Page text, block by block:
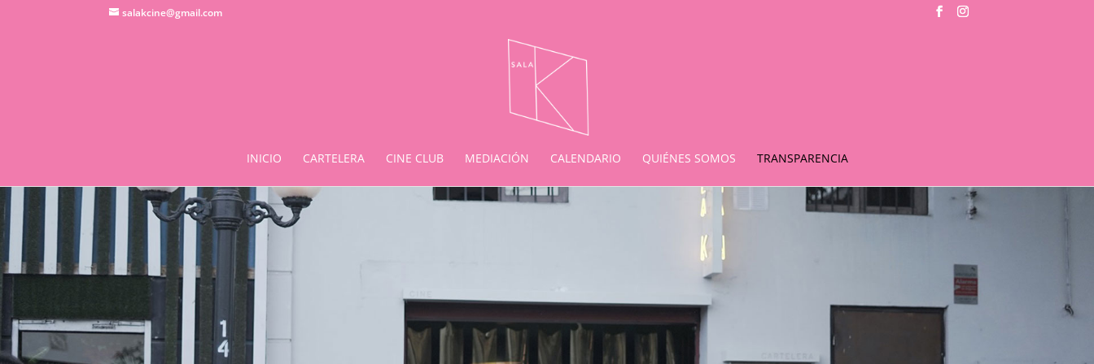
salakcine@gmail.com
INICIO CARTELERA CINE CLUB MEDIACIÓN CALENDARIO QUIÉNES SOMOS TRANSPARENCIA